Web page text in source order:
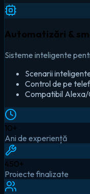
Automatizări &
Sisteme inteligente
Scenarii
Control de pe
Compatibil
10+
Ani de experiență
450+
Proiecte finalizate